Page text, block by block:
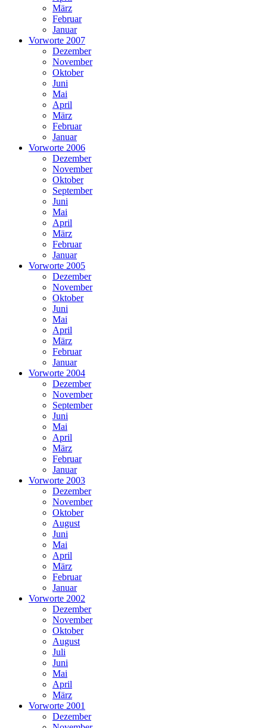
März
Februar
Januar
Vorworte 2007
Dezember
November
Oktober
Juni
Mai
April
März
Februar
Januar
Vorworte 2006
Dezember
November
Oktober
September
Juni
Mai
April
März
Februar
Januar
Vorworte 2005
Dezember
November
Oktober
Juni
Mai
April
März
Februar
Januar
Vorworte 2004
Dezember
November
September
Juni
Mai
April
März
Februar
Januar
Vorworte 2003
Dezember
November
Oktober
August
Juni
Mai
April
März
Februar
Januar
Vorworte 2002
Dezember
November
Oktober
August
Juli
Juni
Mai
April
März
Vorworte 2001
Dezember